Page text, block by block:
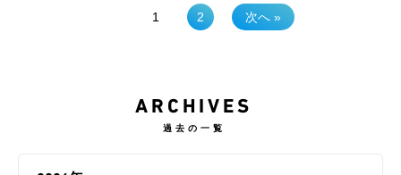
1 2 次へ »
ARCHIVES
過去の一覧